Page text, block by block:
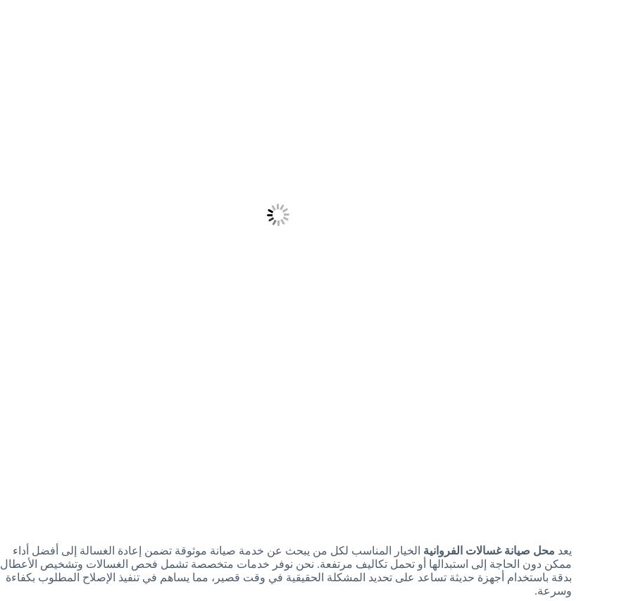
يعد محل صيانة غسالات الفروانية الخيار المناسب لكل من يبحث عن خدمة صيانة موثوقة تضمن إعادة الغسالة إلى أفضل أداء
ممكن دون الحاجة إلى استبدالها أو تحمل تكاليف مرتفعة. نحن نوفر خدمات متخصصة تشمل فحص الغسالات وتشخيص الأعطال
بدقة باستخدام أجهزة حديثة تساعد على تحديد المشكلة الحقيقية في وقت قصير، مما يساهم في تنفيذ الإصلاح المطلوب بكفاءة
وسرعة.